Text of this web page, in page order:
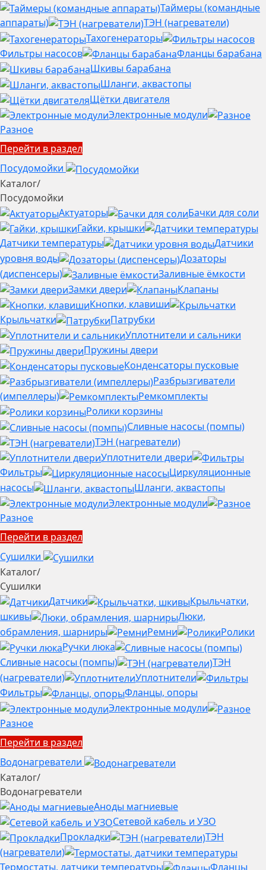
Таймеры (командные
аппараты)
ТЭН (нагреватели)
Тахогенераторы
Фильтры насосов
Фланцы барабана
Шкивы барабана
Шланги, аквастопы
Щётки двигателя
Электронные модули
Разное
Перейти в раздел
Посудомойки
Каталог/
Посудомойки
Актуаторы
Бачки для соли
Гайки, крышки
Датчики температуры
Датчики
уровня воды
Дозаторы
(диспенсеры)
Заливные ёмкости
Замки двери
Клапаны
Кнопки, клавиши
Крыльчатки
Патрубки
Уплотнители и сальники
Пружины двери
Конденсаторы пусковые
Разбрызгиватели
(импеллеры)
Ремкомплекты
Ролики корзины
Сливные насосы (помпы)
ТЭН (нагреватели)
Уплотнители двери
Фильтры
Циркуляционные
насосы
Шланги, аквастопы
Электронные модули
Разное
Перейти в раздел
Сушилки
Каталог/
Сушилки
Датчики
Крыльчатки,
шкивы
Люки,
обрамления, шарниры
Ремни
Ролики
Ручки люка
Сливные насосы (помпы)
ТЭН
(нагреватели)
Уплотнители
Фильтры
Фланцы, опоры
Электронные модули
Разное
Перейти в раздел
Водонагреватели
Каталог/
Водонагреватели
Аноды магниевые
Сетевой кабель и УЗО
Прокладки
ТЭН
(нагреватели)
Термостаты, датчики температуры
Фланцы